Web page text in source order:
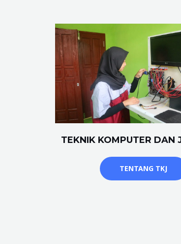
TEKNIK KOMPUTER DAN
TENTANG TKJ